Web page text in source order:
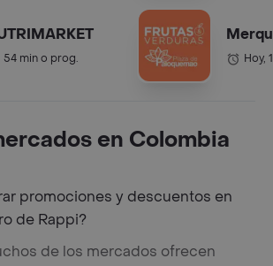
54 min o prog. Hoy,
en Colombia
promociones y descuentos en
de Rappi?
de los mercados ofrecen